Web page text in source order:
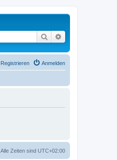
Suche
Anmelden
Registrieren
Alle Zeiten sind UTC+02:00